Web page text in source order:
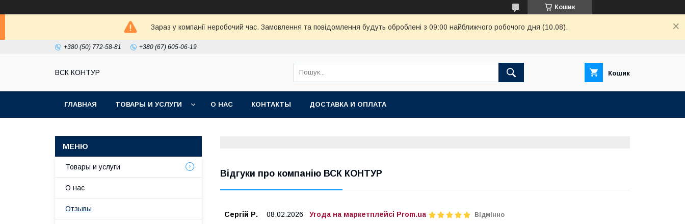
Кошик
Зараз у компанії неробочий час. Замовлення та повідомлення будуть оброблені з 09:00 найближчого робочого дня (10.08).
+380 (50) 772-58-81 +380 (67) 605-06-19
ВСК КОНТУР Кошик
ГЛАВНАЯ ТОВАРЫ И УСЛУГИ О НАС КОНТАКТЫ ДОСТАВКА И ОПЛАТА
Відгуки про компанію ВСК КОНТУР
Сергій Р. 08.02.2026 Угода на маркетплейсі Prom.ua Відмінно
Товары и услуги
О нас
Отзывы